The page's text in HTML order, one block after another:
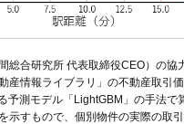
13万円 1,294万
13万円 1,045万円
13万円 1,284万
12万円 382万円
総合研究所 代表取締役CEO）の協
産情報ライブラリ 」の不動産取引
予測モデル「LightGBM」の手法で
示すもので、個別物件の実際の取